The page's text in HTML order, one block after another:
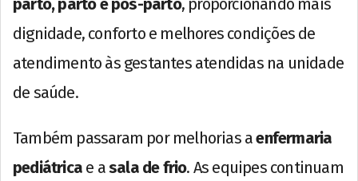
parto, parto e pós-parto, proporcionando mais
dignidade, conforto e melhores condições de
atendimento às gestantes atendidas na unidade
de saúde.
Também passaram por melhorias aenfermaria
pediátrica e asala de frio. As equipes continuam